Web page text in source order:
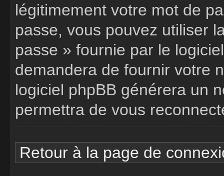
légitimement votre mot de
passe, vous pouvez utiliser
passe » fournie par le
demandera de fournir votre
logiciel phpBB générera un
permettra de vous
Retour à la page de